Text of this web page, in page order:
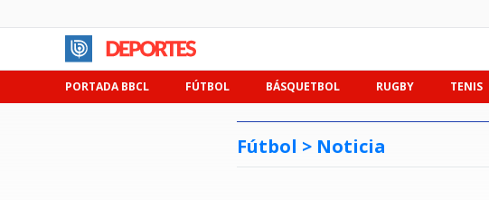
PORTADA BBCL FÚTBOL BÁSQUETBOL RUGBY TENIS
Fútbol > Noticia